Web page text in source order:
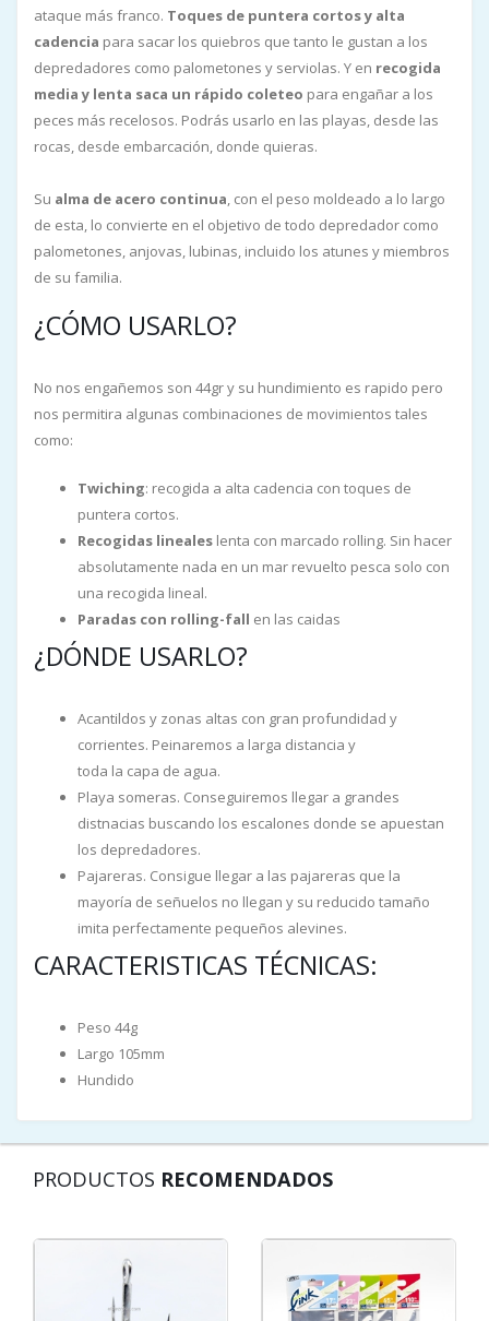
ataque más franco. Toques de puntera cortos y alta
cadencia para sacar los quiebros que tanto le gustan a los
depredadores como palometones y serviolas. Y en recogida
media y lenta saca un rápido coleteo para engañar a los
peces más recelosos. Podrás usarlo en las playas, desde las
rocas, desde embarcación, donde quieras.
Su alma de acero continua, con el peso moldeado a lo largo
de esta, lo convierte en el objetivo de todo depredador como
palometones, anjovas, lubinas, incluido los atunes y miembros
de su familia.
¿CÓMO USARLO?
No nos engañemos son 44gr y su hundimiento es rapido pero
nos permitira algunas combinaciones de movimientos tales
como:
Twiching: recogida a alta cadencia con toques de
puntera cortos.
Recogidas lineales lenta con marcado rolling. Sin hacer
absolutamente nada en un mar revuelto pesca solo con
una recogida lineal.
Paradas con rolling-fall en las caidas
¿DÓNDE USARLO?
Acantildos y zonas altas con gran profundidad y
corrientes. Peinaremos a larga distancia y
toda la capa de agua.
Playa someras. Conseguiremos llegar a grandes
distnacias buscando los escalones donde se apuestan
los depredadores.
Pajareras. Consigue llegar a las pajareras que la
mayoría de señuelos no llegan y su reducido tamaño
imita perfectamente pequeños alevines.
CARACTERISTICAS TÉCNICAS:
Peso 44g
Largo 105mm
Hundido
PRODUCTOS RECOMENDADOS